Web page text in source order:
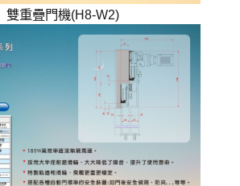
雙重疊門機(H8-W2)